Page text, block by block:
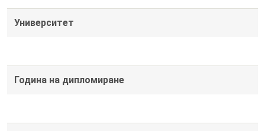
Университет
Година на дипломиране